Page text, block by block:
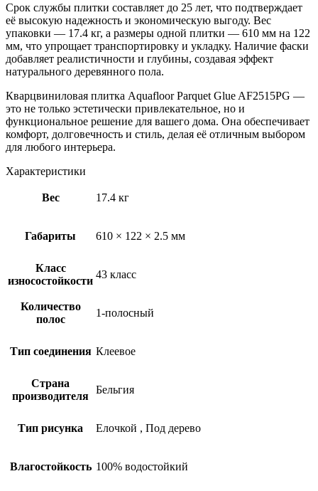
Срок службы плитки составляет до 25 лет, что подтверждает
её высокую надежность и экономическую выгоду. Вес
упаковки — 17.4 кг, а размеры одной плитки — 610 мм на 122
мм, что упрощает транспортировку и укладку. Наличие фаски
добавляет реалистичности и глубины, создавая эффект
натурального деревянного пола.
Кварцвиниловая плитка Aquafloor Parquet Glue AF2515PG —
это не только эстетически привлекательное, но и
функциональное решение для вашего дома. Она обеспечивает
комфорт, долговечность и стиль, делая её отличным выбором
для любого интерьера.
Характеристики
Вес 17.4 кг
Габариты 610 × 122 × 2.5 мм
Класс
износостойкости
43 класс
Количество
полос
1-полосный
Тип соединения Клеевое
Страна
производителя
Бельгия
Тип рисунка Елочкой , Под дерево
Влагостойкость 100% водостойкий